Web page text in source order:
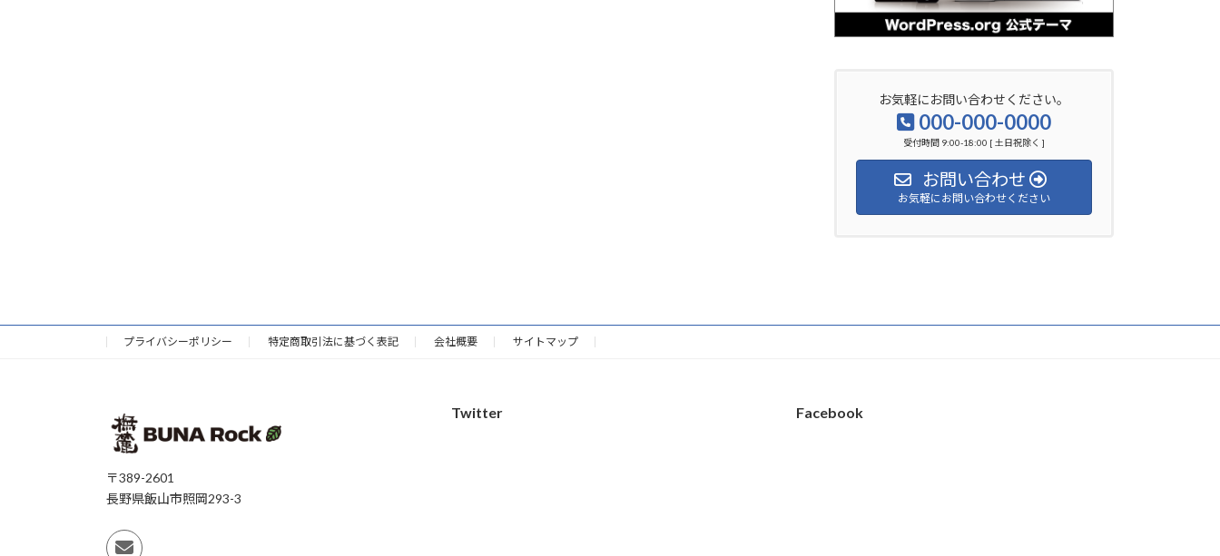
お気軽にお問い合わせください。
000-000-0000
受付時間 9:00-18:00 [ 土日祝除く ]
お問い合わせ
お気軽にお問い合わせください
プライバシーポリシー 特定商取引法に基づく表記 会社概要 サイトマップ
〒389-2601
長野県飯山市照岡293-3
Twitter Facebook